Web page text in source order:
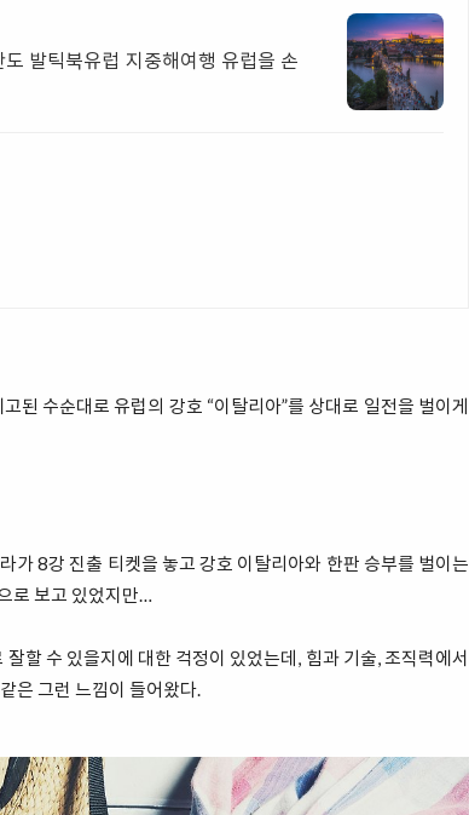
발틱북유럽 지중해여행 유럽을 손
된 수순대로 유럽의 강호 “이탈리아”를 상대로 일전을 벌이게
가 8강 진출 티켓을 놓고 강호 이탈리아와 한판 승부를 벌이는
로 보고 있었지만…
할 수 있을지에 대한 걱정이 있었는데, 힘과 기술, 조직력에서
은 그런 느낌이 들어왔다.